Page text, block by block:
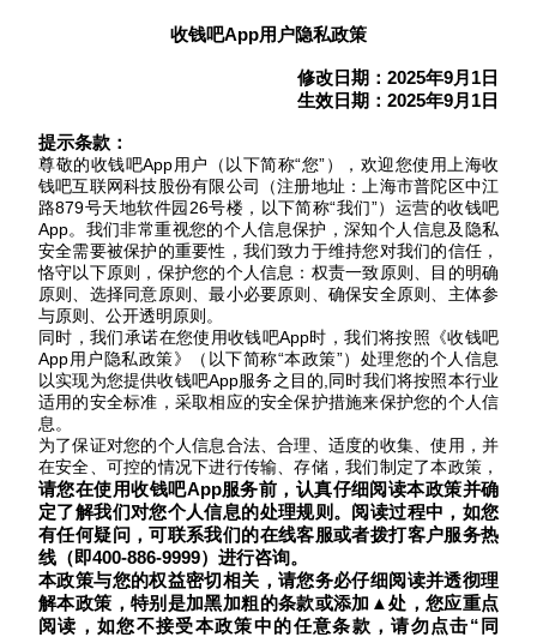
收钱吧App用户隐私政策
修改日期： 2025年9月 1 日
生效日期 ： 2025年9月 1 日
提示条款：
尊敬的收钱吧App用户（以下简称“您”），欢迎您使用上海收
钱吧互联网科技股份有限公司
（注册地址：上海市普陀区中江
路879号天地软件园26号楼，以下简称“我们”）运营的收钱吧
App。我们非常重视您的个人信息保护，深知个人信息及隐私
安全需要被保护的重要性，我们致力于维持您对我们的信任，
恪守以下原则，保护您的个人信息：权责一致原则、目的明确
原则、选择同意原则、最小必要原则、确保安全原则、主体参
与原则、公开透明原则。
同时，我们承诺在您使用收钱吧App时，我们将按照《收钱吧
App用户隐私政策》（以下简称“本政策”）处理您的个人信息
以实现为您提供收钱吧App服务之目的,同时我们将按照本行业
适用的安全标准，采取相应的安全保护措施来保护您的个人信
息。
为了保证对您的个人信息合法、合理、适度的收集、使用，并
在安全、可控的情况下进行传输、存储，我们制定了本政策，
请您在使用收钱吧App服务前，认真仔细阅读本政策并确
定了解我们对您个人信息的处理规则。阅读过程中，如您
有任何疑问，可联系我们的在线客服或者拨打客户服务热
线 （即400-886-9999） 进行咨询。
本政策与您的权益密切相关，请您务必仔细阅读并透彻理
解本政策，特别是加黑加粗的条款或添加 ▲处 ，您应重点
阅读，如您不接受本政策中的任意条款，请勿点击“同